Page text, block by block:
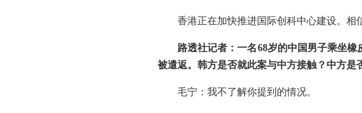
香港正在加快推进国际创科中心建设。相
路透社记者：一名68岁的中国男子乘坐
被遣返。韩方是否就此案与中方接触？中方是
毛宁：我不了解你提到的情况。